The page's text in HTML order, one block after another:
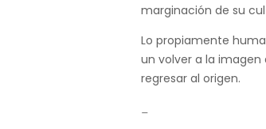
marginación de su
Lo propiamente
un volver a la
regresar al origen.